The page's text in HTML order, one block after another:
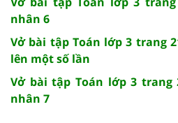
nhân 6
Vở bài tập Toán lớp 3 trang
lên một số lần
Vở bài tập Toán lớp 3 trang
nhân 7